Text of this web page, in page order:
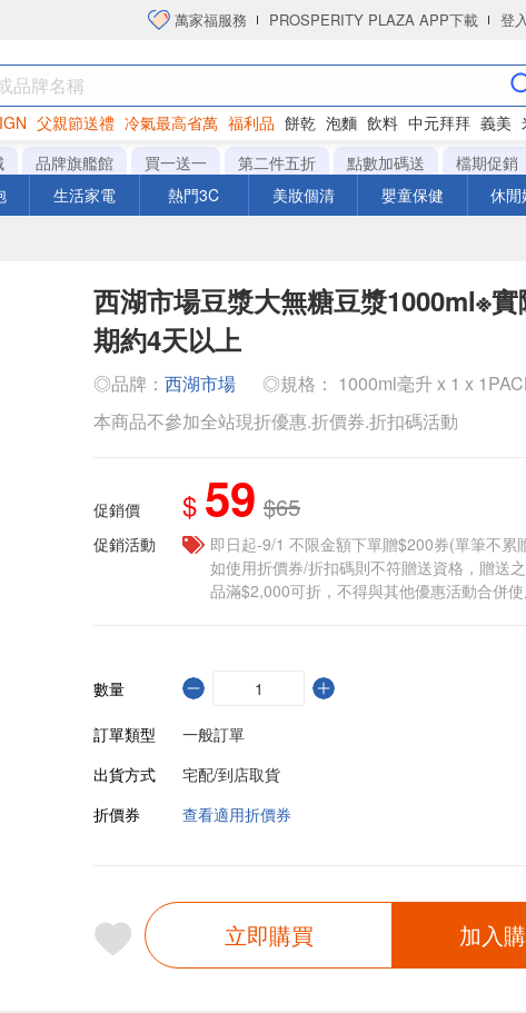
萬家福服務 PROSPERITY PLAZA APP下載 登入
父親節送禮 冷氣最高省萬 福利品 餅乾 泡麵 飲料 中元拜拜 義美
洋芋片
品牌旗艦館 買一送一 第二件五折 點數加碼送 檔期促銷
生活家電 熱門3C 美妝個清 嬰童保健 休閒
西湖市場豆漿大無糖豆漿1000ml※
期約4天以上
◎品牌： 西湖市場
◎規格： 1000ml毫升 x 1 x
本商品不參加全站現折優惠.折價券.折扣碼活動
促銷價 $ 59 $65
促銷活動
即日起-9/1 不限金額下單贈$200券(單筆不累
如使用折價券/折扣碼則不符贈送資格，贈送
品滿$2,000可折，不得與其他優惠活動合併
數量
訂單類型
一般訂單
出貨方式
宅配/到店取貨
折價券
查看適用折價券
立即購買 加入